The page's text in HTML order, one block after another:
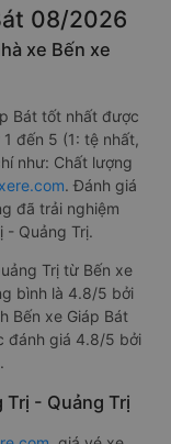
08/2026
xe Bến xe
Bát tốt nhất được
đến 5 (1: tệ nhất,
như: Chất lượng
. Đánh giá
đã trải nghiệm
- Quảng Trị.
Trị từ Bến xe
bình là 4.8/5 bởi
Bến xe Giáp Bát
đánh giá 4.8/5 bởi
Trị - Quảng Trị